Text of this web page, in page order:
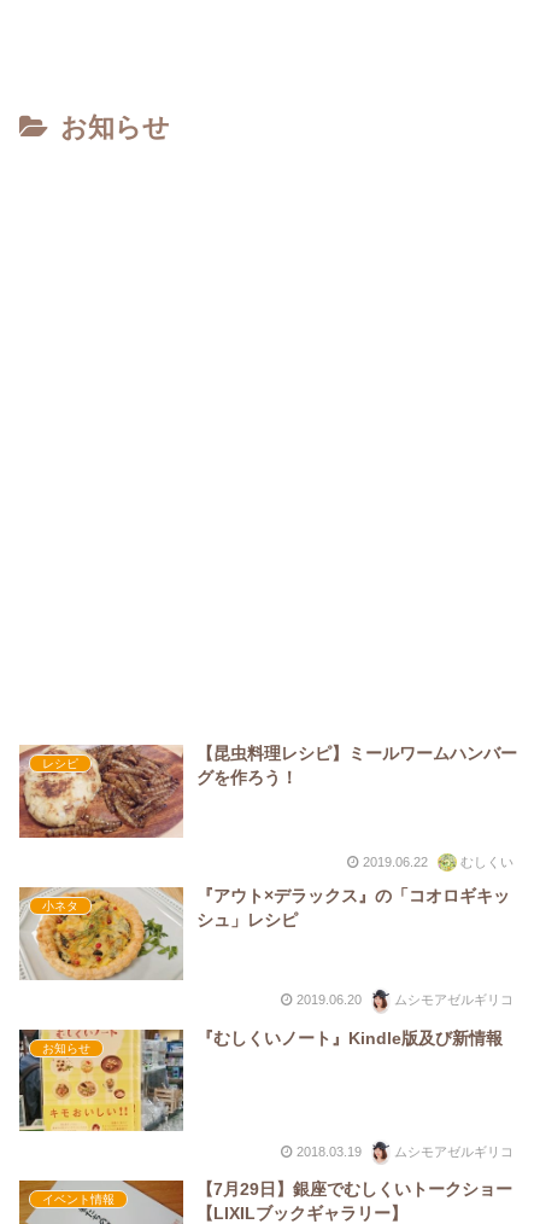
お知らせ
レシピ
【昆虫料理レシピ】ミールワームハンバー
グを作ろう！
2019.06.22 むしくい
小ネタ
『アウト×デラックス』の「コオロギキッ
シュ」レシピ
2019.06.20 ムシモアゼルギリコ
お知らせ
『むしくいノート』Kindle版及び新情報
2018.03.19 ムシモアゼルギリコ
イベント情報
【7月29日】銀座でむしくいトークショー
【LIXILブックギャラリー】